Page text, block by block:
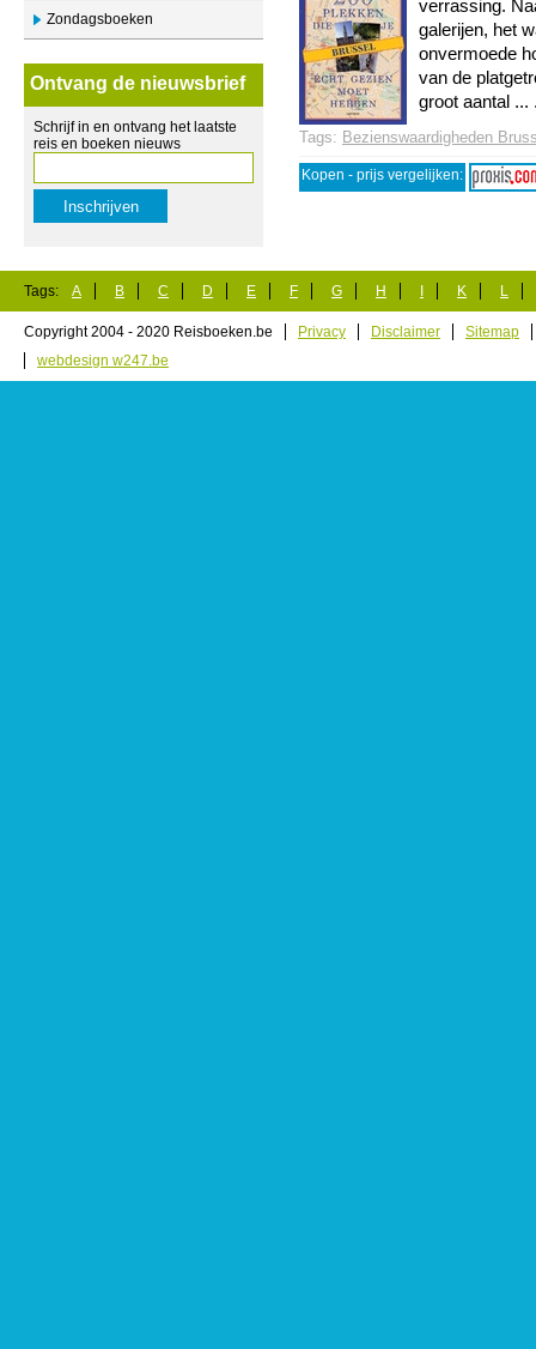
Zondagsboeken
Ontvang de nieuwsbrief
Schrijf in en ontvang het laatste
reis en boeken nieuws
verrassing.
galerijen, het
onvermoede
van de
groot aantal
Tags: Bezienswaardigheden
Kopen - prijs vergelijken:
Tags: A B C D E F G H K L
Copyright 2004 - 2020 Reisboeken.be Privacy Disclaimer
Sitemap
webdesign w247.be